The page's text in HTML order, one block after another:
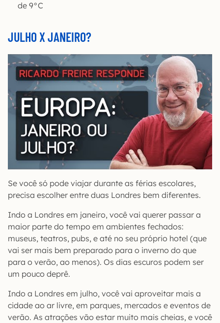
de 9°C
JULHO X JANEIRO?
Se você só pode viajar durante as férias escolares,
precisa escolher entre duas Londres bem diferentes.
Indo a Londres em janeiro, você vai querer passar a
maior parte do tempo em ambientes fechados:
museus, teatros, pubs, e até no seu próprio hotel (que
vai ser mais bem preparado para o inverno do que
para o verão, ao menos). Os dias escuros podem ser
um pouco deprê.
Indo a Londres em julho, você vai aproveitar mais a
cidade ao ar livre, em parques, mercados e eventos de
verão. As atrações vão estar muito mais cheias, e você